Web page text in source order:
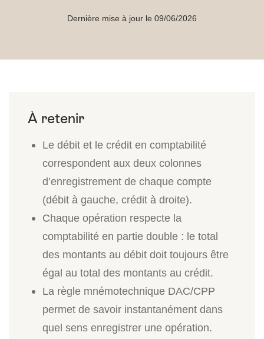
Dernière mise à jour le 09/06/2026
Le débit et le crédit en comptabilité
correspondent aux deux colonnes
d’enregistrement de chaque compte
(débit à gauche, crédit à droite).
Chaque opération respecte la
comptabilité en partie double : le total
des montants au débit doit toujours être
égal au total des montants au crédit.
La règle mnémotechnique DAC/CPP
permet de savoir instantanément dans
quel sens enregistrer une opération.